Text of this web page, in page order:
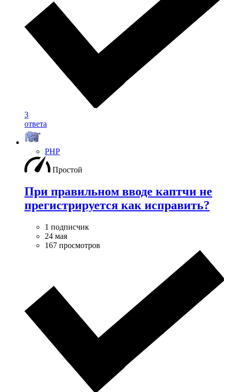
3
ответа
PHP
Простой
При правильном вводе каптчи не
прегистрируется как исправить?
1 подписчик
24 мая
167 просмотров